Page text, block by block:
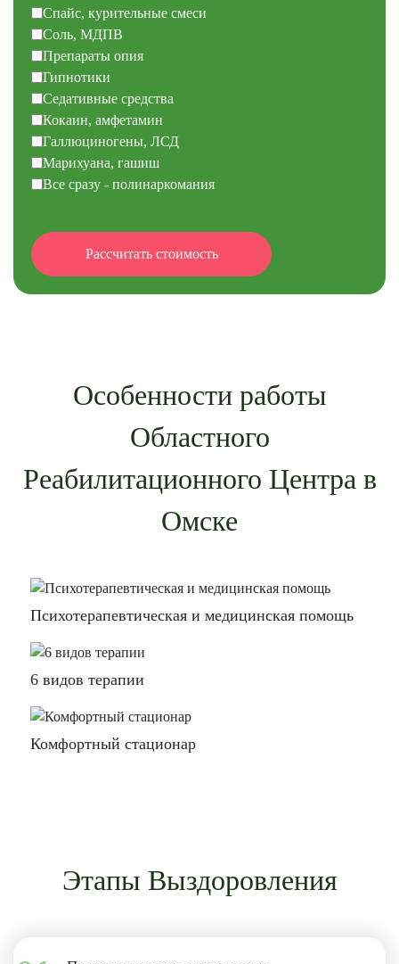
Спайс, курительные смеси
Соль, МДПВ
Препараты опия
Гипнотики
Седативные средства
Кокаин, амфетамин
Галлюциногены, ЛСД
Марихуана, гашиш
Все сразу - полинаркомания
Особенности работы
Областного
Реабилитационного Центра в
Омске
Психотерапевтическая и медицинская помощь
6 видов терапии
Комфортный стационар
Этапы Выздоровления